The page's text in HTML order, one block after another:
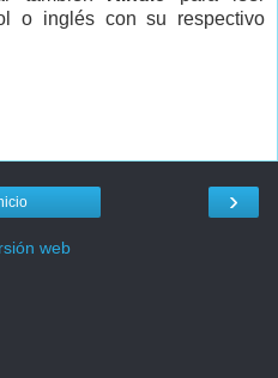
o inglés con su respectivo
›
web